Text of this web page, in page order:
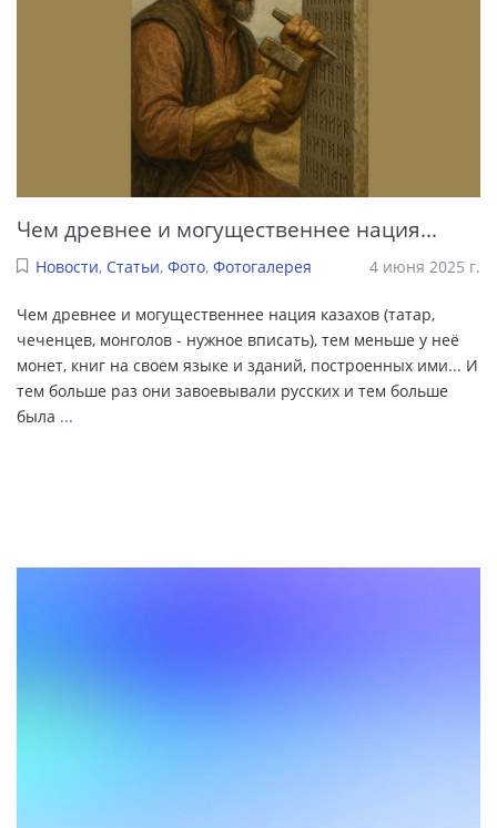
Чем древнее и могущественнее нация...
Новости, Статьи, Фото, Фотогалерея 4 июня 2025 г.
Чем древнее и могущественнее нация казахов (татар,
чеченцев, монголов - нужное вписать), тем меньше у неё
монет, книг на своем языке и зданий, построенных ими... И
тем больше раз они завоевывали русских и тем больше
была ...